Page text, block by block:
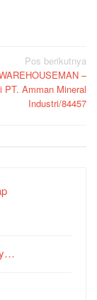
Pos berikutnya
–
PT. Amman Mineral
Industri/84457